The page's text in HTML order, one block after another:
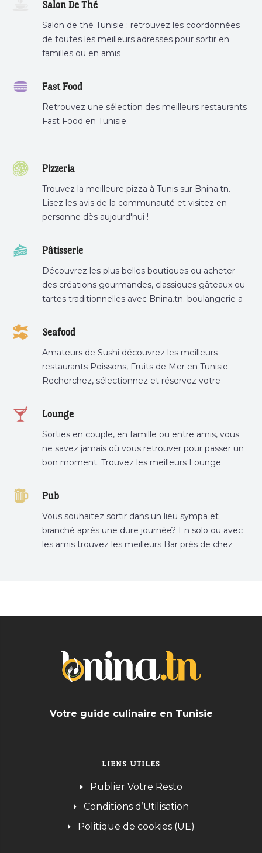
Salon De Thé
Salon de thé Tunisie : retrouvez les coordonnées
de toutes les meilleurs adresses pour sortir en
familles ou en amis
Fast Food
Retrouvez une sélection des meilleurs restaurants
Fast Food en Tunisie.
Pizzeria
Trouvez la meilleure pizza à Tunis sur Bnina.tn.
Lisez les avis de la communauté et visitez en
personne dès aujourd'hui !
Pâtisserie
Découvrez les plus belles boutiques ou acheter
des créations gourmandes, classiques gâteaux ou
tartes traditionnelles avec Bnina.tn. boulangerie a
tunis, pâtisserie sousse .
Seafood
Amateurs de Sushi découvrez les meilleurs
restaurants Poissons, Fruits de Mer en Tunisie.
Recherchez, sélectionnez et réservez votre
Lounge
Sorties en couple, en famille ou entre amis, vous
ne savez jamais où vous retrouver pour passer un
bon moment. Trouvez les meilleurs Lounge
Pub
Vous souhaitez sortir dans un lieu sympa et
branché après une dure journée? En solo ou avec
les amis trouvez les meilleurs Bar près de chez
Votre guide culinaire en Tunisie
LIENS UTILES
Publier Votre Resto
Conditions d’Utilisation
Politique de cookies (UE)